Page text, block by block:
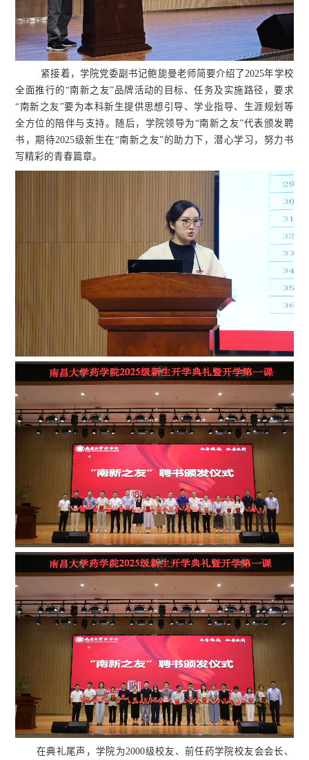
紧接着，学院党委副书记鲍旎曼老师简要介绍了2025年学校
全面推行的“南新之友”品牌活动的目标、任务及实施路径，要求
“南新之友”要为本科新生提供思想引导、学业指导、生涯规划等
全方位的陪伴与支持。随后，学院领导为“南新之友”代表颁发聘
书，期待2025级新生在“南新之友”的助力下，潜心学习，努力书
写精彩的青春篇章。
在典礼尾声，学院为2000级校友、前任药学院校友会会长、